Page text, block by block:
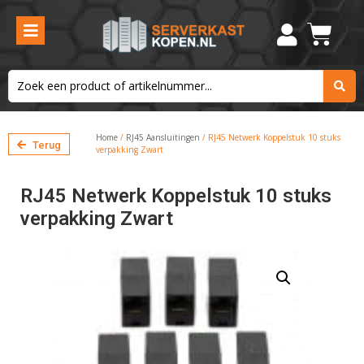
Terug
Home / RJ45 Aansluitingen / RJ45 Netwerk Koppelstuk 10 stuks
verpakking Zwart
RJ45 Netwerk Koppelstuk 10 stuks
verpakking Zwart